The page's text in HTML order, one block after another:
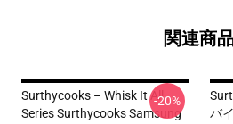
関連商
Surthycooks – Whisk It All
Series Surthycooks Samsung
-20%
バ